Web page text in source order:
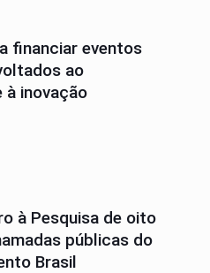
financiar eventos
ao
à inovação
à Pesquisa de oito
públicas do
Brasil